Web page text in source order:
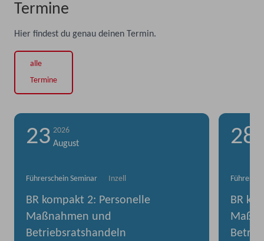
Termine
Hier findest du genau deinen Termin.
alle
Termine
23 2026
August
Führerschein Seminar Inzell
BR kompakt 2: Personelle
Maßnahmen und
Betriebsratshandeln
28
BR